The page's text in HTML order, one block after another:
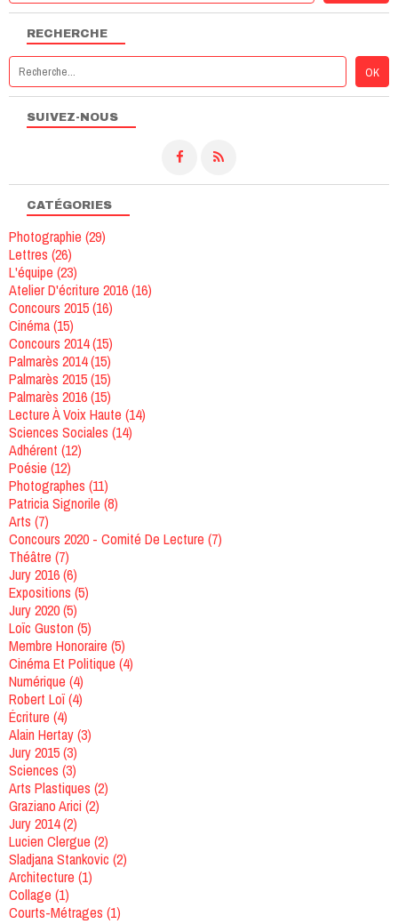
SUIVEZ-NOUS
RECHERCHE
CATÉGORIES
Photographie (29)
Lettres (26)
L'équipe (23)
Atelier D'écriture 2016(16)
Concours 2015(16)
Cinéma(15)
Concours 2014(15)
Palmarès 2014(15)
Palmarès 2015(15)
Palmarès 2016(15)
Lecture À Voix Haute (14)
Sciences Sociales (14)
Adhérent (12)
Poésie (12)
Photographes (11)
Patricia Signorile (8)
Arts (7)
Concours 2020 - Comité De Lecture (7)
Théâtre (7)
Jury 2016(6)
Expositions (5)
Jury 2020(5)
Loïc Guston (5)
Membre Honoraire (5)
Cinéma Et Politique (4)
Numérique (4)
Robert Loï(4)
Écriture (4)
Alain Hertay(3)
Jury 2015(3)
Sciences (3)
Arts Plastiques (2)
Graziano Arici (2)
Jury 2014(2)
Lucien Clergue (2)
Sladjana Stankovic (2)
Architecture (1)
Collage (1)
Courts-Métrages (1)